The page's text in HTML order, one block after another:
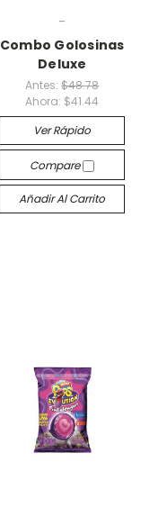
-
Combo Golosinas
Deluxe
Antes:$48.78
Ahora: $41.44
Ver Rápido
Compare
Añadir Al Carrito